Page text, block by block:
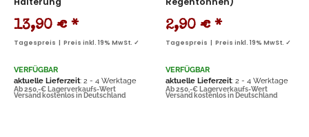
13,90 € *
Tagespreis | Preis inkl. 19% MwSt. ✓
VERFÜGBAR
aktuelle Lieferzeit: 2 - 4 Werktage
Ab 250,-€ Lagerverkaufs-Wert
Versand kostenlos in Deutschland
2,90 € *
Tagespreis | Preis inkl. 19% MwSt. ✓
VERFÜGBAR
aktuelle Lieferzeit: 2 - 4 Werktage
Ab 250,-€ Lagerverkaufs-Wert
Versand kostenlos in Deutschland